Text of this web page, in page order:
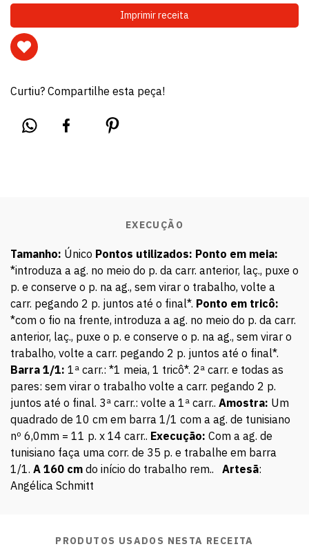
Imprimir receita
Curtiu? Compartilhe esta peça!
EXECUÇÃO
Tamanho: Único Pontos utilizados: Ponto em meia:
*introduza a ag. no meio do p. da carr. anterior, laç., puxe o
p. e conserve o p. na ag., sem virar o trabalho, volte a
carr. pegando 2 p. juntos até o final*. Ponto em tricô:
*com o fio na frente, introduza a ag. no meio do p. da carr.
anterior, laç., puxe o p. e conserve o p. na ag., sem virar o
trabalho, volte a carr. pegando 2 p. juntos até o final*.
Barra 1/1: 1ª carr.: *1 meia, 1 tricô*. 2ª carr. e todas as
pares: sem virar o trabalho volte a carr. pegando 2 p.
juntos até o final. 3ª carr.: volte a 1ª carr.. Amostra: Um
quadrado de 10 cm em barra 1/1 com a ag. de tunisiano
nº 6,0mm = 11 p. x 14 carr.. Execução: Com a ag. de
tunisiano faça uma corr. de 35 p. e trabalhe em barra
1/1. A 160 cm do início do trabalho rem.. Artesã:
Angélica Schmitt
PRODUTOS USADOS NESTA RECEITA